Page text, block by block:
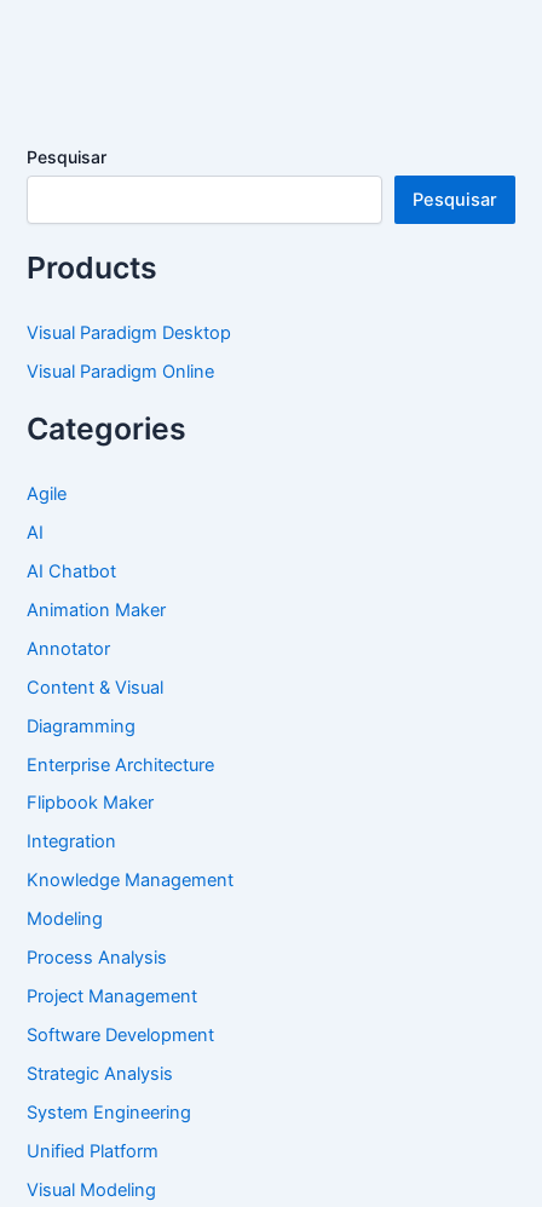
Pesquisar
Pesquisar
Products
Visual Paradigm Desktop
Visual Paradigm Online
Categories
Agile
AI
AI Chatbot
Animation Maker
Annotator
Content & Visual
Diagramming
Enterprise Architecture
Flipbook Maker
Integration
Knowledge Management
Modeling
Process Analysis
Project Management
Software Development
Strategic Analysis
System Engineering
Unified Platform
Visual Modeling